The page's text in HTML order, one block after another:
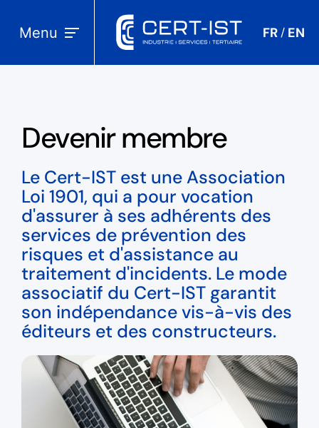
Menu FR / EN
Devenir membre
Le Cert-IST est une Association
Loi 1901, qui a pour vocation
d'assurer à ses adhérents des
services de prévention des
risques et d'assistance au
traitement d'incidents. Le mode
associatif du Cert-IST garantit
son indépendance vis-à-vis des
éditeurs et des constructeurs.